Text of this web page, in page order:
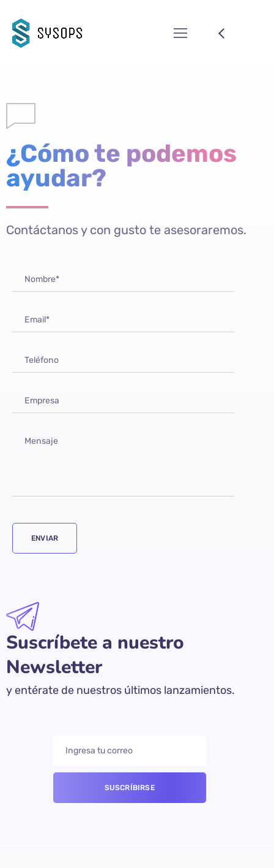
¿Cómo te podemos
ayudar?
Contáctanos y con gusto te asesoraremos.
Suscríbete a nuestro
Newsletter
y entérate de nuestros últimos lanzamientos.